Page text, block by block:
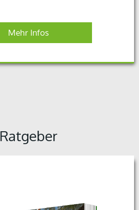
Mehr Infos
Ratgeber